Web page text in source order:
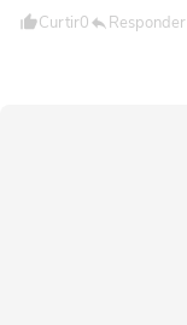
Curtir0 Responder